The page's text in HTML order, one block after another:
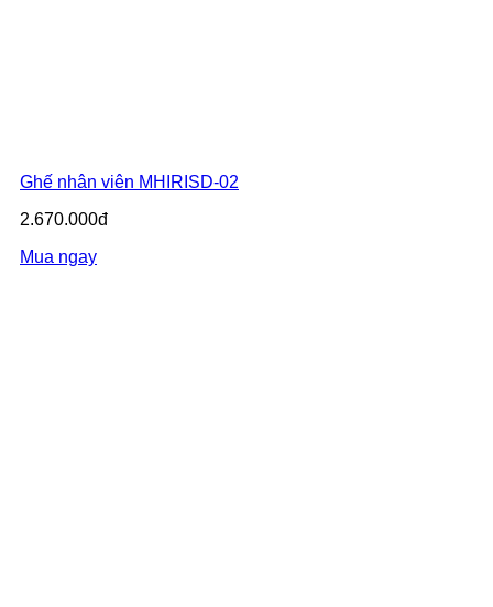
Ghế nhân viên MHIRISD-02
2.670.000đ
Mua ngay